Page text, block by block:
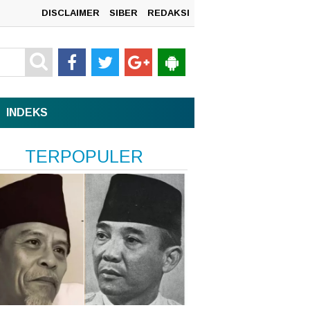
REDAKSI
SIBER
DISCLAIMER
INDEKS
TERPOPULER